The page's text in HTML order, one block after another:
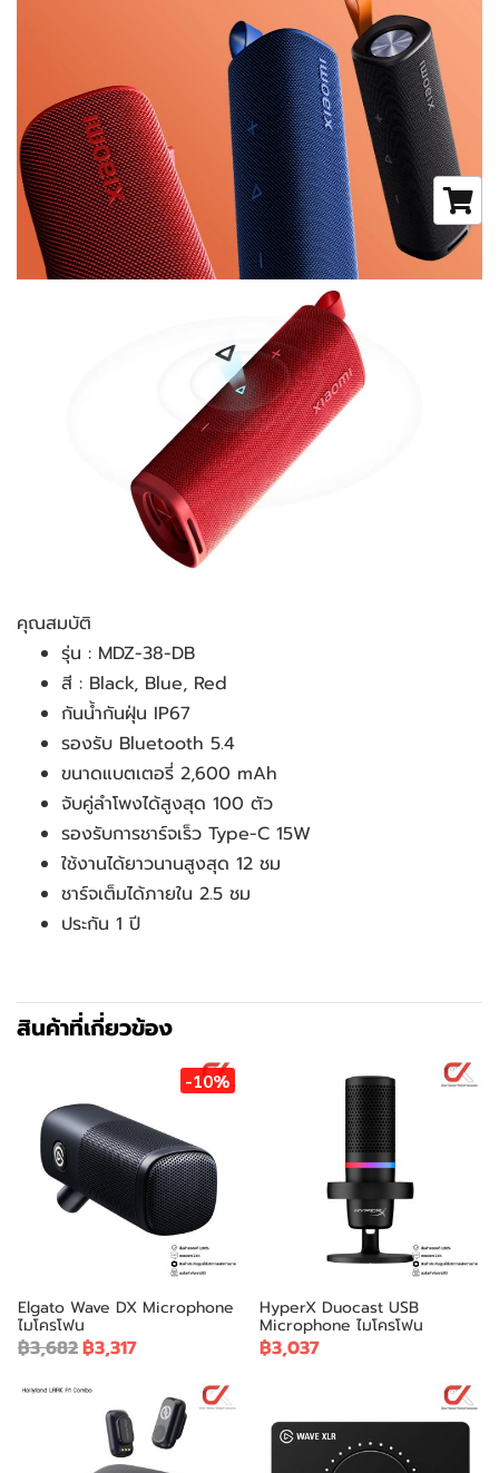
คุณสมบัติ
รุ่น : MDZ-38-DB
สี : Black, Blue, Red
กันน้ำกันฝุ่น IP67
รองรับ Bluetooth 5.4
ขนาดแบตเตอรี่ 2,600 mAh
จับคู่ลำโพงได้สูงสุด 100 ตัว
รองรับการชาร์จเร็ว Type-C 15W
ใช้งานได้ยาวนานสูงสุด 12 ชม
ชาร์จเต็มได้ภายใน 2.5 ชม
ประกัน 1 ปี
สินค้าที่เกี่ยวข้อง
-10%
Elgato Wave DX Microphone
ไมโครโฟน
฿3,682฿3,317
HyperX Duocast USB
Microphone ไมโครโฟน
฿3,037